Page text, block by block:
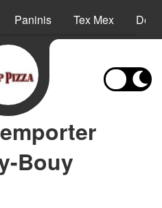
Paninis Tex Mex
Bouy